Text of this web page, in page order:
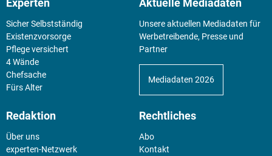
Experten
Sicher Selbstständig
Existenz­vorsorge
Pflege versichert
4 Wände
Chefsache
Fürs Alter
Aktuelle Mediadaten
Unsere aktuellen Mediadaten für
Werbetreibende, Presse und
Partner
Mediadaten 2026
Redaktion
Über uns
experten-Netzwerk
Rechtliches
Abo
Kontakt